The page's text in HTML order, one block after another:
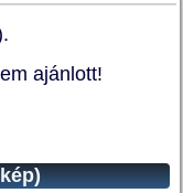
ajánlott!